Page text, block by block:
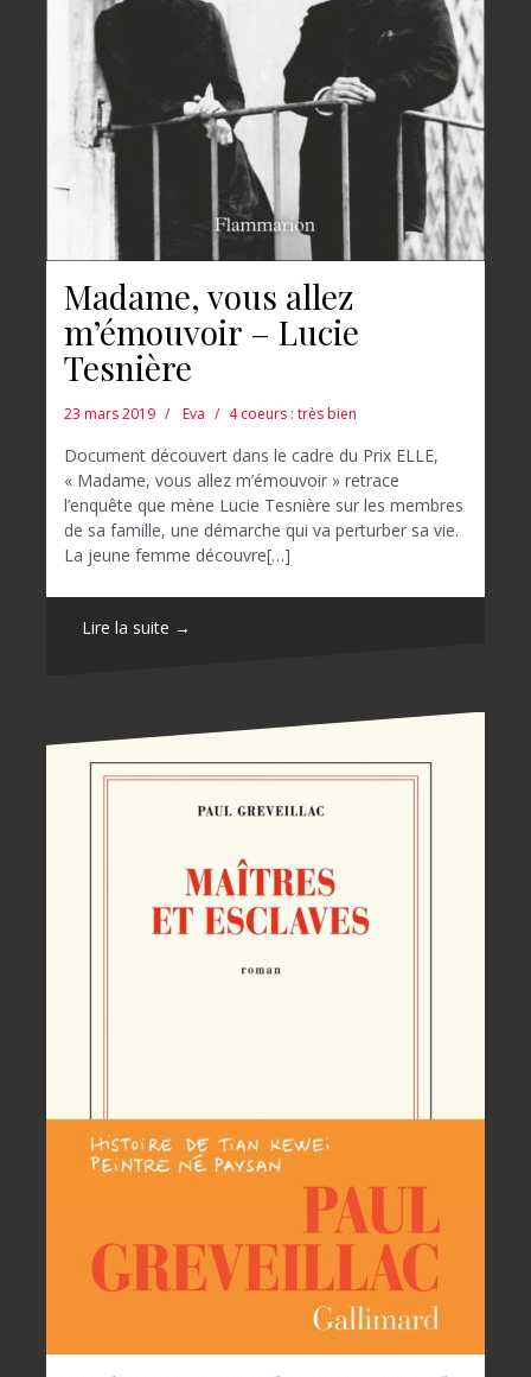
Madame, vous allez
m’émouvoir – Lucie
Tesnière
23 mars 2019 Eva 4 coeurs : très bien
Document découvert dans le cadre du Prix ELLE,
« Madame, vous allez m’émouvoir » retrace
l’enquête que mène Lucie Tesnière sur les membres
de sa famille, une démarche qui va perturber sa vie.
La jeune femme découvre[…]
Lire la suite →